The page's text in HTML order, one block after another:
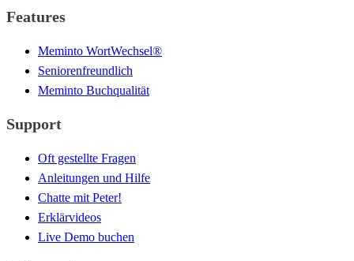
Features
Meminto WortWechsel®
Seniorenfreundlich
Meminto Buchqualität
Support
Oft gestellte Fragen
Anleitungen und Hilfe
Chatte mit Peter!
Erklärvideos
Live Demo buchen